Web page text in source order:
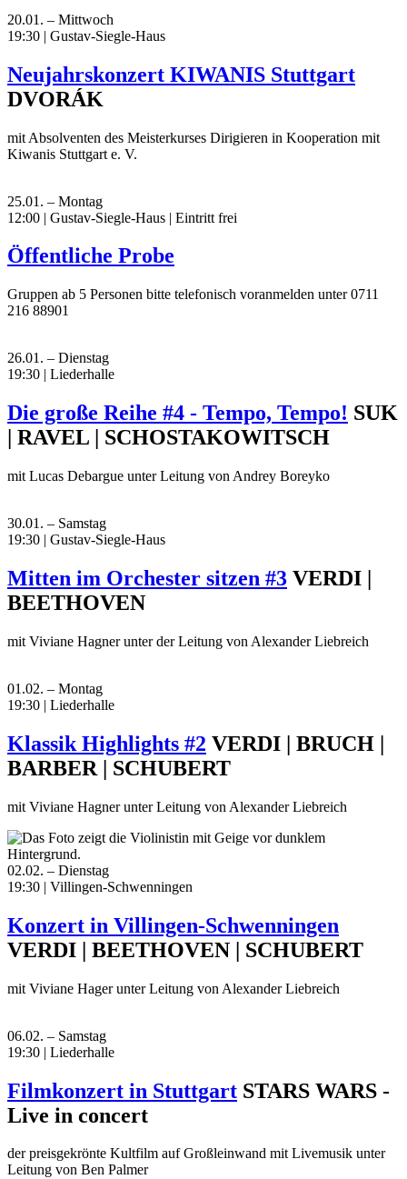
20.01. – Mittwoch
19:30 | Gustav-Siegle-Haus
Neujahrskonzert KIWANIS Stuttgart
DVORÁK
mit Absolventen des Meisterkurses Dirigieren in Kooperation mit
Kiwanis Stuttgart e. V.
25.01. – Montag
12:00 | Gustav-Siegle-Haus | Eintritt frei
Öffentliche Probe
Gruppen ab 5 Personen bitte telefonisch voranmelden unter 0711
216 88901
26.01. – Dienstag
19:30 | Liederhalle
Die große Reihe #4 - Tempo, Tempo! SUK
| RAVEL | SCHOSTAKOWITSCH
mit Lucas Debargue unter Leitung von Andrey Boreyko
30.01. – Samstag
19:30 | Gustav-Siegle-Haus
Mitten im Orchester sitzen #3 VERDI |
BEETHOVEN
mit Viviane Hagner unter der Leitung von Alexander Liebreich
01.02. – Montag
19:30 | Liederhalle
Klassik Highlights #2 VERDI | BRUCH |
BARBER | SCHUBERT
mit Viviane Hagner unter Leitung von Alexander Liebreich
02.02. – Dienstag
19:30 | Villingen-Schwenningen
Konzert in Villingen-Schwenningen
VERDI | BEETHOVEN | SCHUBERT
mit Viviane Hager unter Leitung von Alexander Liebreich
06.02. – Samstag
19:30 | Liederhalle
Filmkonzert in Stuttgart STARS WARS -
Live in concert
der preisgekrönte Kultfilm auf Großleinwand mit Livemusik unter
Leitung von Ben Palmer